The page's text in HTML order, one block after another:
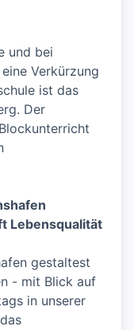
und bei
Verkürzung
ist das
Der
Lebensqualität
gestaltest
- mit Blick auf
in unserer